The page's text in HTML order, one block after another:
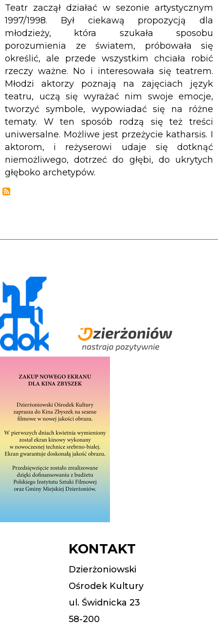
Teatr zaczął działać w sezonie artystycznym
1997/1998. Był ciekawą propozycją dla
młodzieży, która szukała sposobu
porozumienia ze światem, próbowała się
określić, ale przede wszystkim chciała robić
rzeczy ważne. No i interesowała się teatrem.
Młodzi aktorzy poznają na zajęciach język
teatru, uczą się wyrażać nim swoje emocje,
tworzyć symbole, wypowiadać się na różne
tematy. W ten sposób rodzą się też treści
uniwersalne. Możliwe jest przeżycie katharsis. I
aktorom, i reżyserowi udaje się dotknąć
niemożliwego, dotrzeć do głębi, do ukrytych
głęboko archetypów.
KONTAKT
Dzierżoniowski
Ośrodek Kultury
ul. Świdnicka 23
58-200